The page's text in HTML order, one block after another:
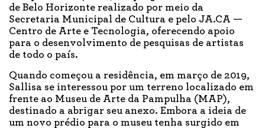
de Belo Horizonte realizado por meio da
Secretaria Municipal de Cultura e pelo JA.CA —
Centro de Arte e Tecnologia, oferecendo apoio
para o desenvolvimento de pesquisas de artistas
de todo o país.
Quando começou a residência, em março de 2019,
Sallisa se interessou por um terreno localizado em
frente ao Museu de Arte da Pampulha (MAP),
destinado a abrigar seu anexo. Embora a ideia de
um novo prédio para o museu tenha surgido em